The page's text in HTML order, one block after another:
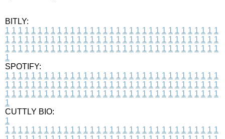
BITLY:
1 1 1 1 1 1 1 1 1 1 1 1 1 1 1 1 1 1 1 1 1 1 1 1 1 1 1 1 1 1 1 1 1
1 1 1 1 1 1 1 1 1 1 1 1 1 1 1 1 1 1 1 1 1 1 1 1 1 1 1 1 1 1 1 1 1
1 1 1 1 1 1 1 1 1 1 1 1 1 1 1 1 1 1 1 1 1 1 1 1 1 1 1 1 1 1 1 1 1
1
SPOTIFY:
1 1 1 1 1 1 1 1 1 1 1 1 1 1 1 1 1 1 1 1 1 1 1 1 1 1 1 1 1 1 1 1 1
1 1 1 1 1 1 1 1 1 1 1 1 1 1 1 1 1 1 1 1 1 1 1 1 1 1 1 1 1 1 1 1 1
1 1 1 1 1 1 1 1 1 1 1 1 1 1 1 1 1 1 1 1 1 1 1 1 1 1 1 1 1 1 1 1 1
1
CUTTLY BIO:
1
1 1 1 1 1 1 1 1 1 1 1 1 1 1 1 1 1 1 1 1 1 1 1 1 1 1 1 1 1 1 1 1 1